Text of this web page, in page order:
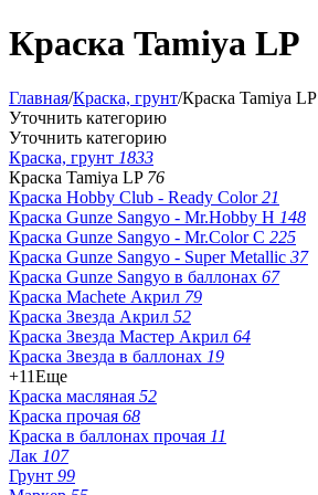
Краска Tamiya LP
Главная/Краска, грунт/Краска Tamiya LP
Уточнить категорию
Уточнить категорию
Краска, грунт 1833
Краска Tamiya LP 76
Краска Hobby Club - Ready Color21
Краска Gunze Sangyo - Mr.Hobby H 148
Краска Gunze Sangyo - Mr.Color C 225
Краска Gunze Sangyo - Super Metallic 37
Краска Gunze Sangyo в баллонах 67
Краска Machete Акрил 79
Краска Звезда Акрил 52
Краска Звезда Мастер Акрил 64
Краска Звезда в баллонах 19
+11Еще
Краска масляная 52
Краска прочая 68
Краска в баллонах прочая 11
Лак 107
Грунт 99